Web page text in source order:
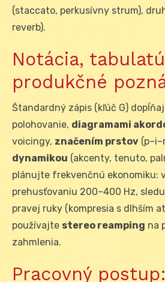
(staccato, perkusívny strum),
reverb).
Notácia,
produkčné
Štandardný zápis (kľúč G)
polohovanie, diagramami
voicingy, značením prstov
dynamikou (akcenty, tenuto,
plánujte frekvenčnú ekonomiku:
prehusťovaniu 200–400 Hz,
pravej ruky (kompresia s dlhším
používajte stereo reamping na
zahmlenia.
Pracovný